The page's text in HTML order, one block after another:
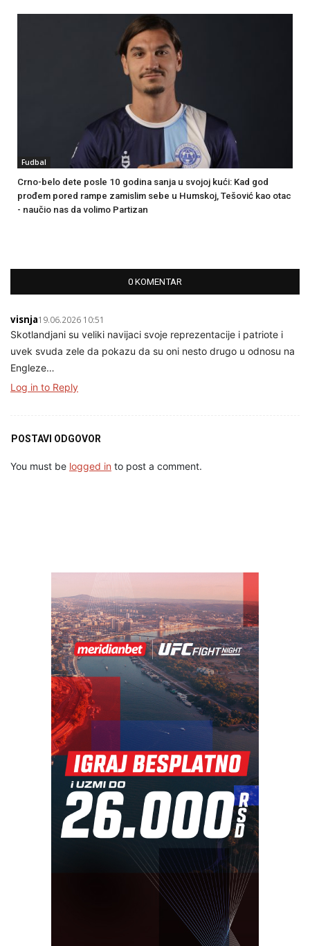
Fudbal
Crno-belo dete posle 10 godina sanja u svojoj kući: Kad god
prođem pored rampe zamislim sebe u Humskoj, Tešović kao otac
- naučio nas da volimo Partizan
0 KOMENTAR
visnja19.06.2026 10:51
Skotlandjani su veliki navijaci svoje reprezentacije i patriote i
uvek svuda zele da pokazu da su oni nesto drugo u odnosu na
Engleze…
Log in to Reply
POSTAVI ODGOVOR
You must be logged in to post a comment.